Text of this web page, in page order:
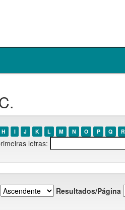
H I J K L M N O P Q R
letras:
Resultados/Página